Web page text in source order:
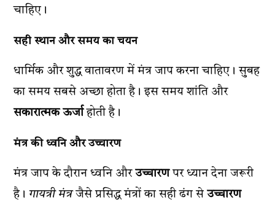
चाहिए।
सही स्थान और समय का चयन
धार्मिक और शुद्ध वातावरण में मंत्र जाप करना चाहिए। सुबह
का समय सबसे अच्छा होता है। इस समय शांति और
सकारात्मक ऊर्जाहोती है।
मंत्र की ध्वनि और उच्चारण
मंत्र जाप के दौरान ध्वनि औरउच्चारणपर ध्यान देना जरूरी
है।गायत्री मंत्रजैसे प्रसिद्ध मंत्रों का सही ढंग सेउच्चारण